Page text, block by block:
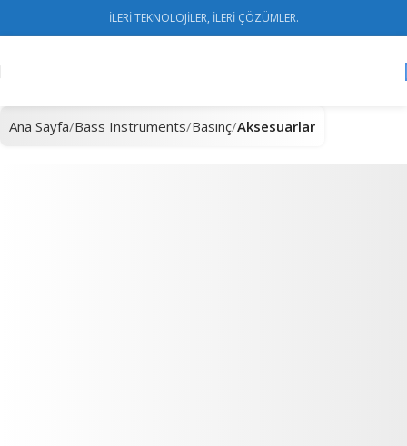
İLERİ TEKNOLOJİLER, İLERİ ÇÖZÜMLER.
Ana Sayfa Bass Instruments Basınç Aksesuarlar